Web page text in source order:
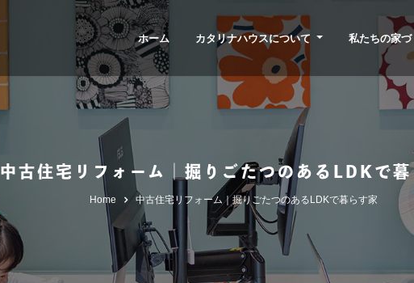
ホーム カタリナハウスについて 私たちの家
中古住宅リフォーム｜掘りごたつのあるLDKで
Home 中古住宅リフォーム｜掘りごたつのあるLDKで暮らす家